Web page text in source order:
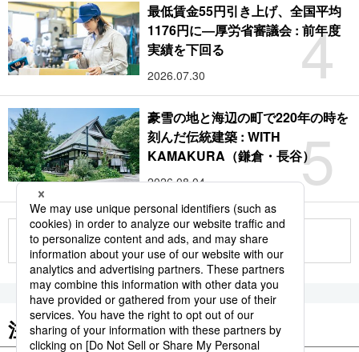
4
最低賃金55円引き上げ、全国平均
1176円に―厚労省審議会 : 前年度
実績を下回る
2026.07.30
5
豪雪の地と海辺の町で220年の時を
刻んだ伝統建築 : WITH
KAMAKURA（鎌倉・長谷）
2026.08.04
もっと見る
注目のキーワード